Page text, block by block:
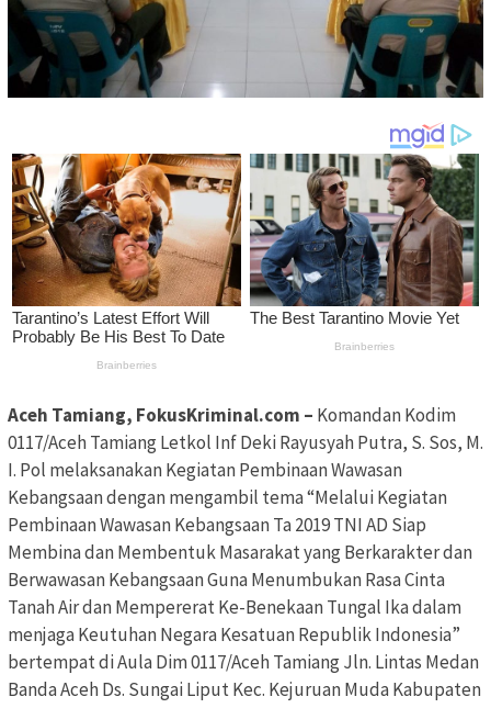
Aceh Tamiang, FokusKriminal.com – Komandan Kodim
0117/Aceh Tamiang Letkol Inf Deki Rayusyah Putra, S. Sos, M.
I. Pol melaksanakan Kegiatan Pembinaan Wawasan
Kebangsaan dengan mengambil tema “Melalui Kegiatan
Pembinaan Wawasan Kebangsaan Ta 2019 TNI AD Siap
Membina dan Membentuk Masarakat yang Berkarakter dan
Berwawasan Kebangsaan Guna Menumbukan Rasa Cinta
Tanah Air dan Mempererat Ke-Benekaan Tungal Ika dalam
menjaga Keutuhan Negara Kesatuan Republik Indonesia”
bertempat di Aula Dim 0117/Aceh Tamiang Jln. Lintas Medan
Banda Aceh Ds. Sungai Liput Kec. Kejuruan Muda Kabupaten